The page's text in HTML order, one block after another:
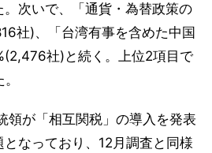
次いで、「通貨・為替政策の
社)、「台湾有事を含めた中国
社)と続く。上位2項目で
領が「相互関税」の導入を発表
なっており、12月調査と同様